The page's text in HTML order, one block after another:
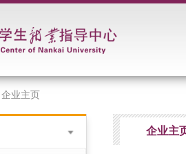
企业主页
企业主